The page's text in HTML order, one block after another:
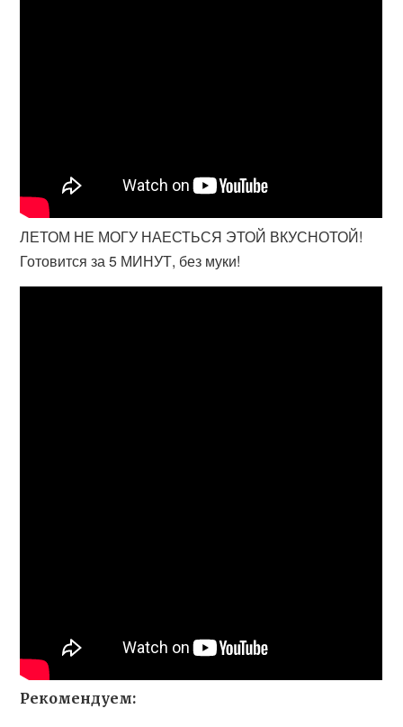
ЛЕТОМ НЕ МОГУ НАЕСТЬСЯ ЭТОЙ ВКУСНОТОЙ!
Готовится за 5 МИНУТ, без муки!
Рекомендуем: